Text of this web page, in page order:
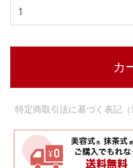
カ
特定商取引法に基づく表記（